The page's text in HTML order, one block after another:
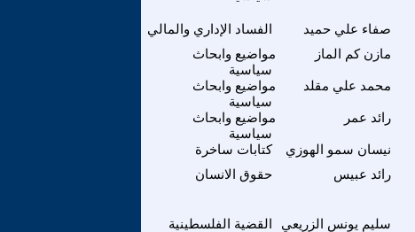
الفساد الإداري والمالي صفاء علي حميد
مواضيع وابحاث
سياسية
مازن كم الماز
مواضيع وابحاث
سياسية
محمد علي مقلد
مواضيع وابحاث
سياسية
رائد عمر
كتابات ساخرة نيسان سمو الهوزي
حقوق الانسان
رائد عبيس
القضية الفلسطينية سليم يونس الزريعي